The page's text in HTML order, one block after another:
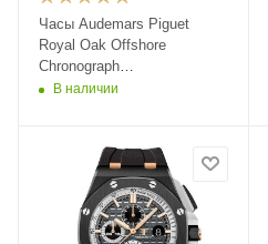
Часы Audemars Piguet
Royal Oak Offshore
Chronograph
26400SO.OO.A002CA.01
В наличии